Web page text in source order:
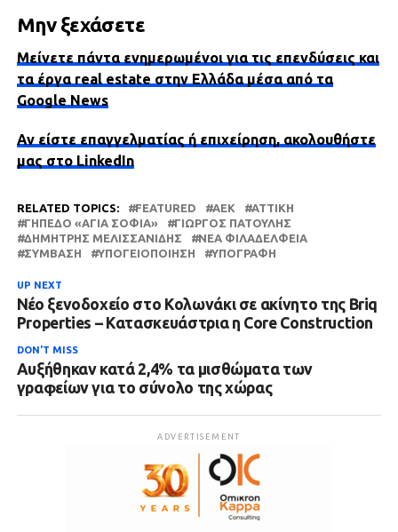
Μην ξεχάσετε
Μείνετε πάντα ενημερωμένοι για τις επενδύσεις και
τα έργα real estate στην Ελλάδα μέσα από τα
Google News
Αν είστε επαγγελματίας ή επιχείρηση, ακολουθήστε
μας στο LinkedIn
RELATED TOPICS: FEATURED ΑΕΚ
ΑΤΤΙΚΗ
ΓΉΠΕΔΟ «ΑΓΙΑ ΣΟΦΙΆ»
ΓΙΏΡΓΟΣ ΠΑΤΟΎΛΗΣ
ΔΗΜΉΤΡΗΣ ΜΕΛΙΣΣΑΝΊΔΗΣ
ΝΈΑ ΦΙΛΑΔΈΛΦΕΙΑ
ΣΎΜΒΑΣΗ
ΥΠΟΓΕΙΟΠΟΊΗΣΗ ΥΠΟΓΡΑΦΉ
UP NEXT
Νέο ξενοδοχείο στο Κολωνάκι σε ακίνητο της Briq
Properties – Κατασκευάστρια η Core Construction
DON'T MISS
Αυξήθηκαν κατά 2,4% τα μισθώματα των
γραφείων για το σύνολο της χώρας
ADVERTISEMENT